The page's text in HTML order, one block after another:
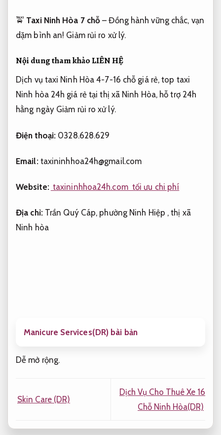
🚖 Taxi Ninh Hòa 7 chỗ – Đồng hành vững chắc, vạn
dặm bình an! Giảm rủi ro xử lý.
Nội dung tham khảo LIÊN HỆ
Dịch vụ taxi Ninh Hòa 4-7-16 chỗ giá rẻ, top taxi
Ninh hòa 24h giá rẻ tại thị xã Ninh Hòa, hỗ trợ 24h
hằng ngày Giảm rủi ro xử lý.
Điện thoại: 0328.628.629
Email: taxininhhoa24h@gmail.com
Website: taxininhhoa24h.com tối ưu chi phí
Địa chỉ:Trần Quý Cáp, phường Ninh Hiệp , thị xã
Ninh hòa
Manicure Services(DR) bài bản
Dễ mở rộng.
Skin Care (DR)
Dịch Vụ Cho Thuê Xe 16
Chỗ Ninh Hòa(DR)